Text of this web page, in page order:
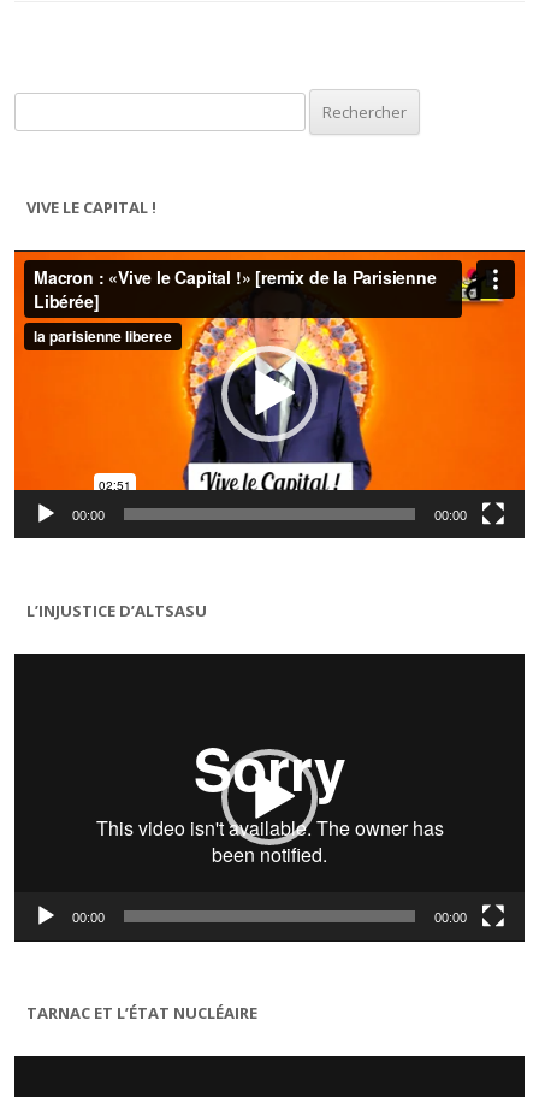
VIVE LE CAPITAL !
Lecteur
vidéo
00:00 00:00
L’INJUSTICE D’ALTSASU
Lecteur
00:00 00:00
TARNAC ET L’ÉTAT NUCLÉAIRE
Lecteur